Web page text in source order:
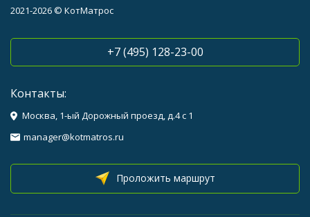
2021-2026 © КотМатрос
+7 (495) 128-23-00
Контакты:
Москва, 1-ый Дорожный проезд, д.4 с 1
manager@kotmatros.ru
Проложить маршрут